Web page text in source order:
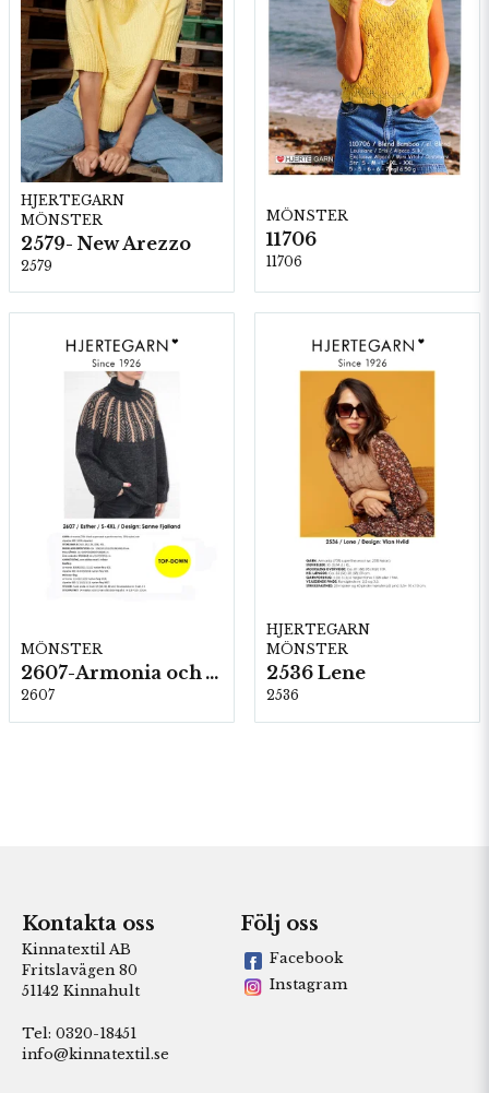
HJERTEGARN
MÖNSTER
2579- New Arezzo
2579
MÖNSTER
11706
11706
MÖNSTER
2607-Armonia och Alpaca 400
2607
HJERTEGARN
MÖNSTER
2536 Lene
2536
Kontakta oss
Kinnatextil AB
Fritslavägen 80
51142 Kinnahult
Tel: 0320-18451
info@kinnatextil.se
Följ oss
Facebook
Instagram